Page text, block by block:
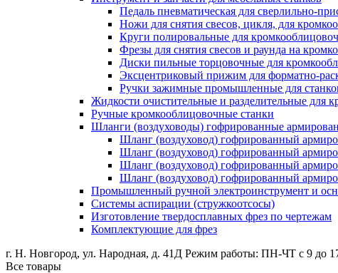
Педаль пневматическая для сверлильно-
Ножи для снятия свесов, цикля, для
Круги полировальные для
Фрезы для снятия свесов и раунда на
Диски пильные торцовочные для
Эксцентриковый прижим для форматно-
Ручки зажимные промышленные для
Жидкости очистительные и разделительные для
Ручные кромкооблицовочные станки
Шланги (воздуховоды) гофрированные
Шланг (воздуховод) гофрированный
Шланг (воздуховод) гофрированный
Шланг (воздуховод) гофрированный
Шланг (воздуховод) гофрированный
Промышленный ручной электроинструмент и
Системы аспирации (стружкоотсосы)
Изготовление твердосплавных фрез по чертежам
Комплектующие для фрез
г. Н. Новгород, ул. Народная, д. 41Д Режим работы: ПН-ЧТ с 9 до
Все товары